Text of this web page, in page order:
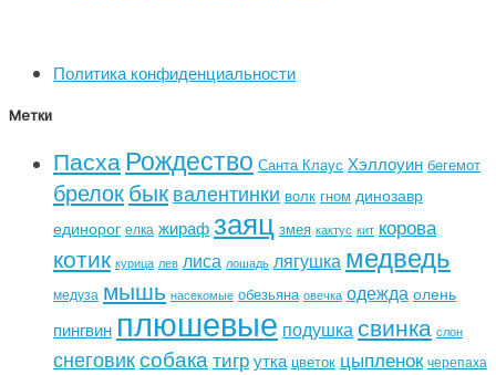
Политика конфиденциальности
Метки
ПасхаРождество Санта Клаус Хэллоуин бегемот
брелокбыквалентинки волк гном динозавр
единорог елка жирафзаяц змея кактус кит корова
котик курица лев лиса лошадь лягушка медведь
медуза мышь насекомые обезьяна овечка одежда олень
пингвин плюшевые подушка свинка слон
снеговиксобака тигрутка цветок цыпленок черепаха